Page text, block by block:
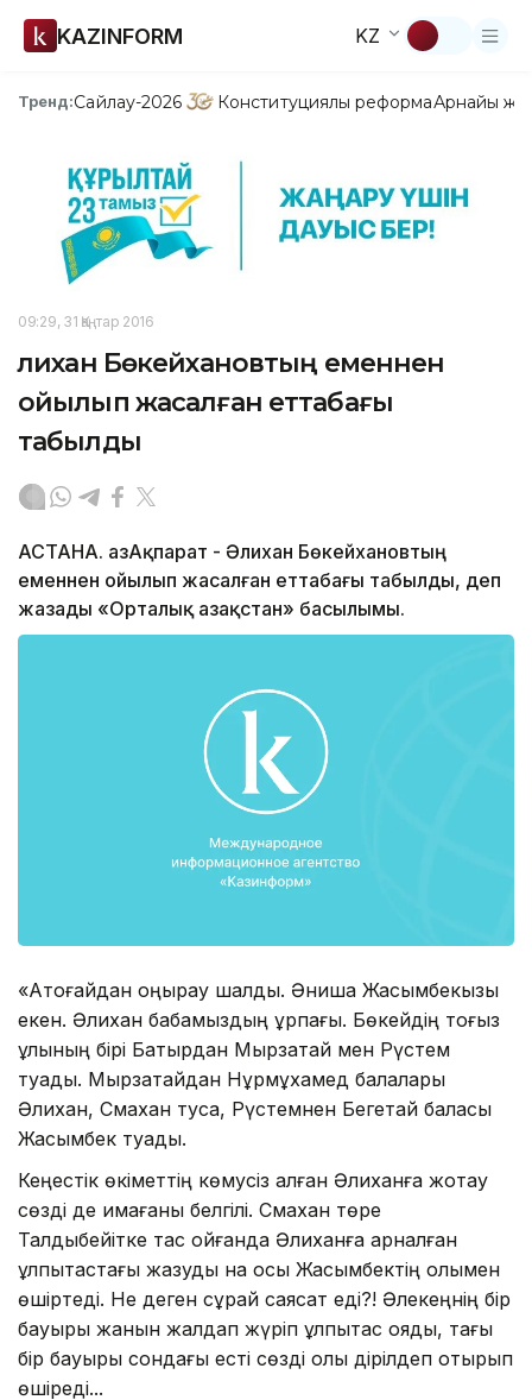
KAZINFORM KZ
Тренд:Сайлау-2026 Конституциялық реформаАрнайы
09:29, 31 Қаңтар 2016
Әлихан Бөкейхановтың еменнен
ойылып жасалған еттабағы
табылды
АСТАНА. ҚазАқпарат - Әлихан Бөкейхановтың
еменнен ойылып жасалған еттабағы табылды, деп
жазады «Орталық Қазақстан» басылымы.
«Ақтоғайдан қоңырау шалды. Әниша Жасымбекқызы
екен. Әлихан бабамыздың ұрпағы. Бөкейдің тоғыз
ұлының бірі Батырдан Мырзатай мен Рүстем
туады. Мырзатайдан Нұрмұхамед балалары
Әлихан, Смахан туса, Рүстемнен Бегетай баласы
Жасымбек туады.
Кеңестік өкіметтің көмусіз қалған Әлиханға жоқтау
сөзді де қимағаны белгілі. Смахан төре
Талдыбейітке тас қойғанда Әлиханға арналған
құлпытастағы жазуды нақ осы Жасымбектің қолымен
өшіртеді. Не деген сұрқай саясат еді?! Әлекеңнің бір
бауыры жанын жалдап жүріп құлпытас қояды, тағы
бір бауыры сондағы есті сөзді қолы дірілдеп отырып
өшіреді...